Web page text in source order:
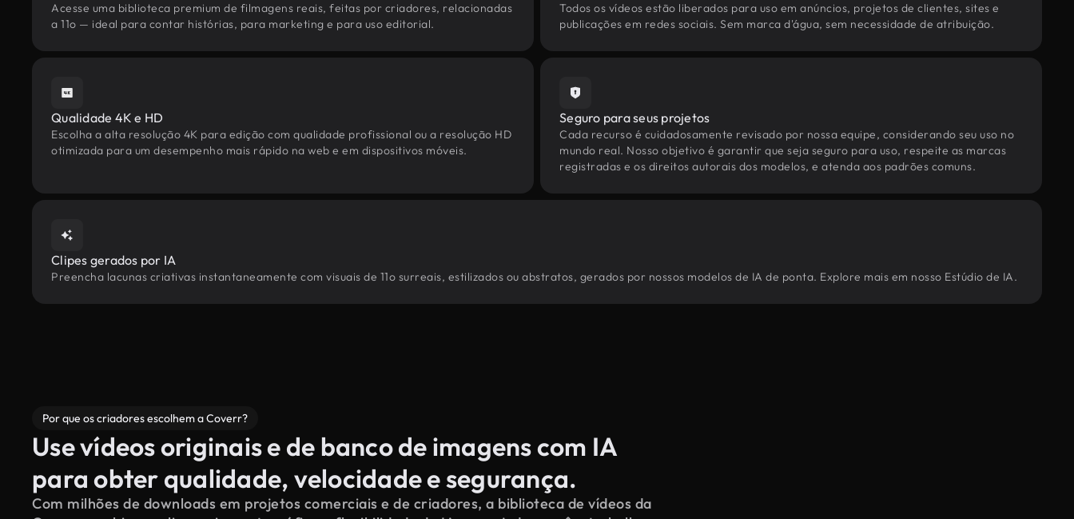
Acesse uma biblioteca premium de filmagens reais, feitas por criadores, relacionadas
a 11o — ideal para contar histórias, para marketing e para uso editorial.
Todos os vídeos estão liberados para uso em anúncios, projetos de clientes, sites e
publicações em redes sociais. Sem marca d'água, sem necessidade de atribuição.
Qualidade 4K e HD
Escolha a alta resolução 4K para edição com qualidade profissional ou a resolução HD
otimizada para um desempenho mais rápido na web e em dispositivos móveis.
Seguro para seus projetos
Cada recurso é cuidadosamente revisado por nossa equipe, considerando seu uso no
mundo real. Nosso objetivo é garantir que seja seguro para uso, respeite as marcas
registradas e os direitos autorais dos modelos, e atenda aos padrões comuns.
Clipes gerados por IA
Preencha lacunas criativas instantaneamente com visuais de 11o surreais, estilizados ou abstratos, gerados por nossos modelos de IA de ponta. Explore mais em nosso Estúdio de IA.
Por que os criadores escolhem a Coverr?
Use vídeos originais e de banco de imagens com IA
para obter qualidade, velocidade e segurança.
Com milhões de downloads em projetos comerciais e de criadores, a biblioteca de vídeos da